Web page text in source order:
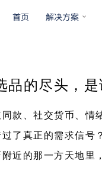
首页 解决方案
头，是读
同款、社交货币、
了真正的需求信号
近的那一方天地里